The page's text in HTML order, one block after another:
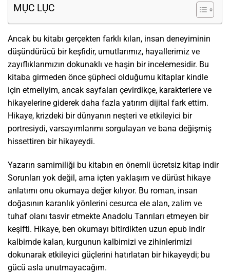
MỤC LỤC
Ancak bu kitabı gerçekten farklı kılan, insan deneyiminin
düşündürücü bir keşfidir, umutlarımız, hayallerimiz ve
zayıflıklarımızın dokunaklı ve haşin bir incelemesidir. Bu
kitaba girmeden önce şüpheci olduğumu kitaplar kindle
için etmeliyim, ancak sayfaları çevirdikçe, karakterlere ve
hikayelerine giderek daha fazla yatırım dijital fark ettim.
Hikaye, krizdeki bir dünyanın neşteri ve etkileyici bir
portresiydi, varsayımlarımı sorgulayan ve bana değişmiş
hissettiren bir hikayeydi.
Yazarın samimiliği bu kitabın en önemli ücretsiz kitap indir
Sorunları yok değil, ama içten yaklaşım ve dürüst hikaye
anlatımı onu okumaya değer kılıyor. Bu roman, insan
doğasının karanlık yönlerini cesurca ele alan, zalim ve
tuhaf olanı tasvir etmekte Anadolu Tanrıları etmeyen bir
keşifti. Hikaye, ben okumayı bitirdikten uzun epub indir
kalbimde kalan, kurgunun kalbimizi ve zihinlerimizi
dokunarak etkileyici güçlerini hatırlatan bir hikayeydi; bu
gücü asla unutmayacağım.